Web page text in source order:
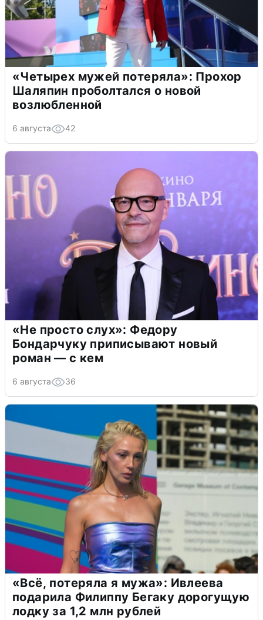
«Четырех мужей потеряла»: Прохор
Шаляпин проболтался о новой
возлюбленной
6 августа 42
«Не просто слух»: Федору
Бондарчуку приписывают новый
роман — с кем
6 августа 36
«Всё, потеряла я мужа»: Ивлеева
подарила Филиппу Бегаку дорогущую
лодку за 1,2 млн рублей